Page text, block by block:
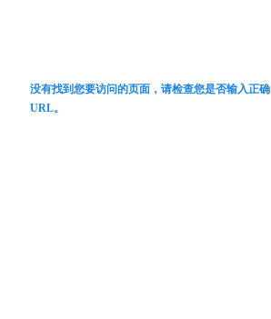
没有找到您要访问的页面，请检查您是否输入正确
URL。